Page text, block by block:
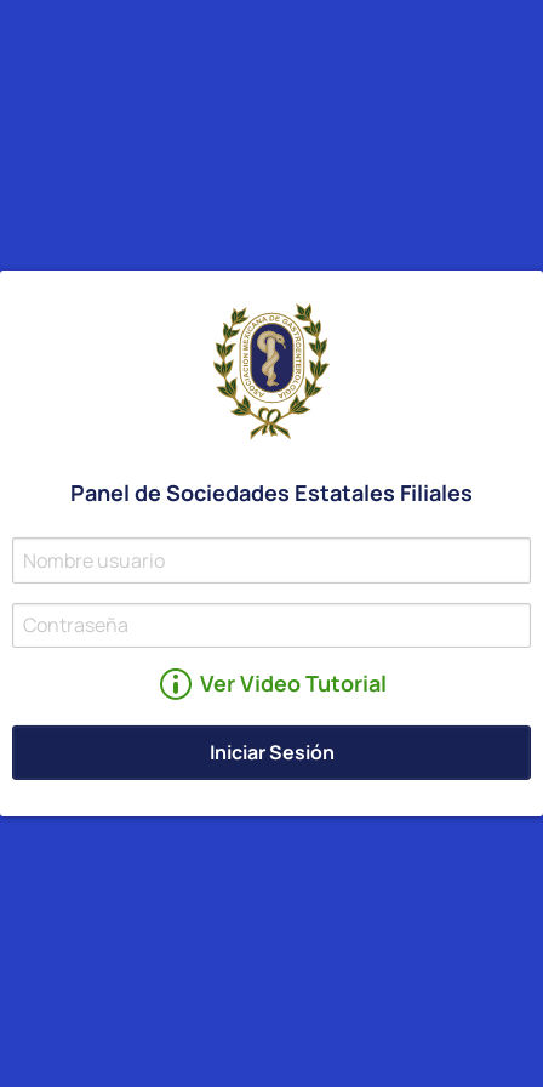
Panel de Sociedades Estatales Filiales
Ver Video Tutorial
Iniciar Sesión